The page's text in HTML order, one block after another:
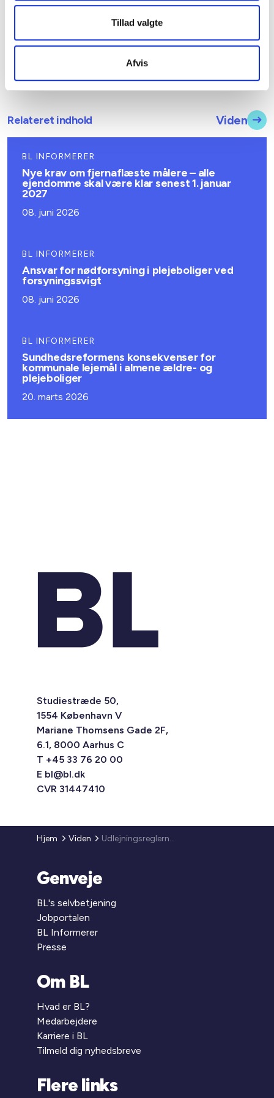
Tillad valgte
Afvis
følge af disse ændrede fortolkninger.
Med venlig hilsen
Gert Nielsen og Preben Mathiesen
Relateret indhold Viden
BL INFORMERER
Nye krav om fjernaflæste målere – alle
ejendomme skal være klar senest 1. januar
2027
08. juni 2026
BL INFORMERER
Ansvar for nødforsyning i plejeboliger ved
forsyningssvigt
08. juni 2026
BL INFORMERER
Sundhedsreformens konsekvenser for
kommunale lejemål i almene ældre- og
plejeboliger
20. marts 2026
Studiestræde 50,
1554 København V
Mariane Thomsens Gade 2F,
6.1, 8000 Aarhus C
T +45 33 76 20 00
E bl@bl.dk
CVR 31447410
Hjem Viden Udlejningsreglerne - ny udtalelse fra Indenrigs- og Socialministeriet om ventelistegebyrer m.v. i boligforeningerne
Genveje
BL's selvbetjening
Jobportalen
BL Informerer
Presse
Om BL
Hvad er BL?
Medarbejdere
Karriere i BL
Tilmeld dig nyhedsbreve
Flere links